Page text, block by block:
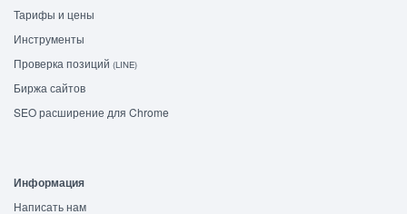
Тарифы и цены
Инструменты
Проверка позиций (LINE)
Биржа сайтов
SEO расширение для Chrome
Информация
Написать нам